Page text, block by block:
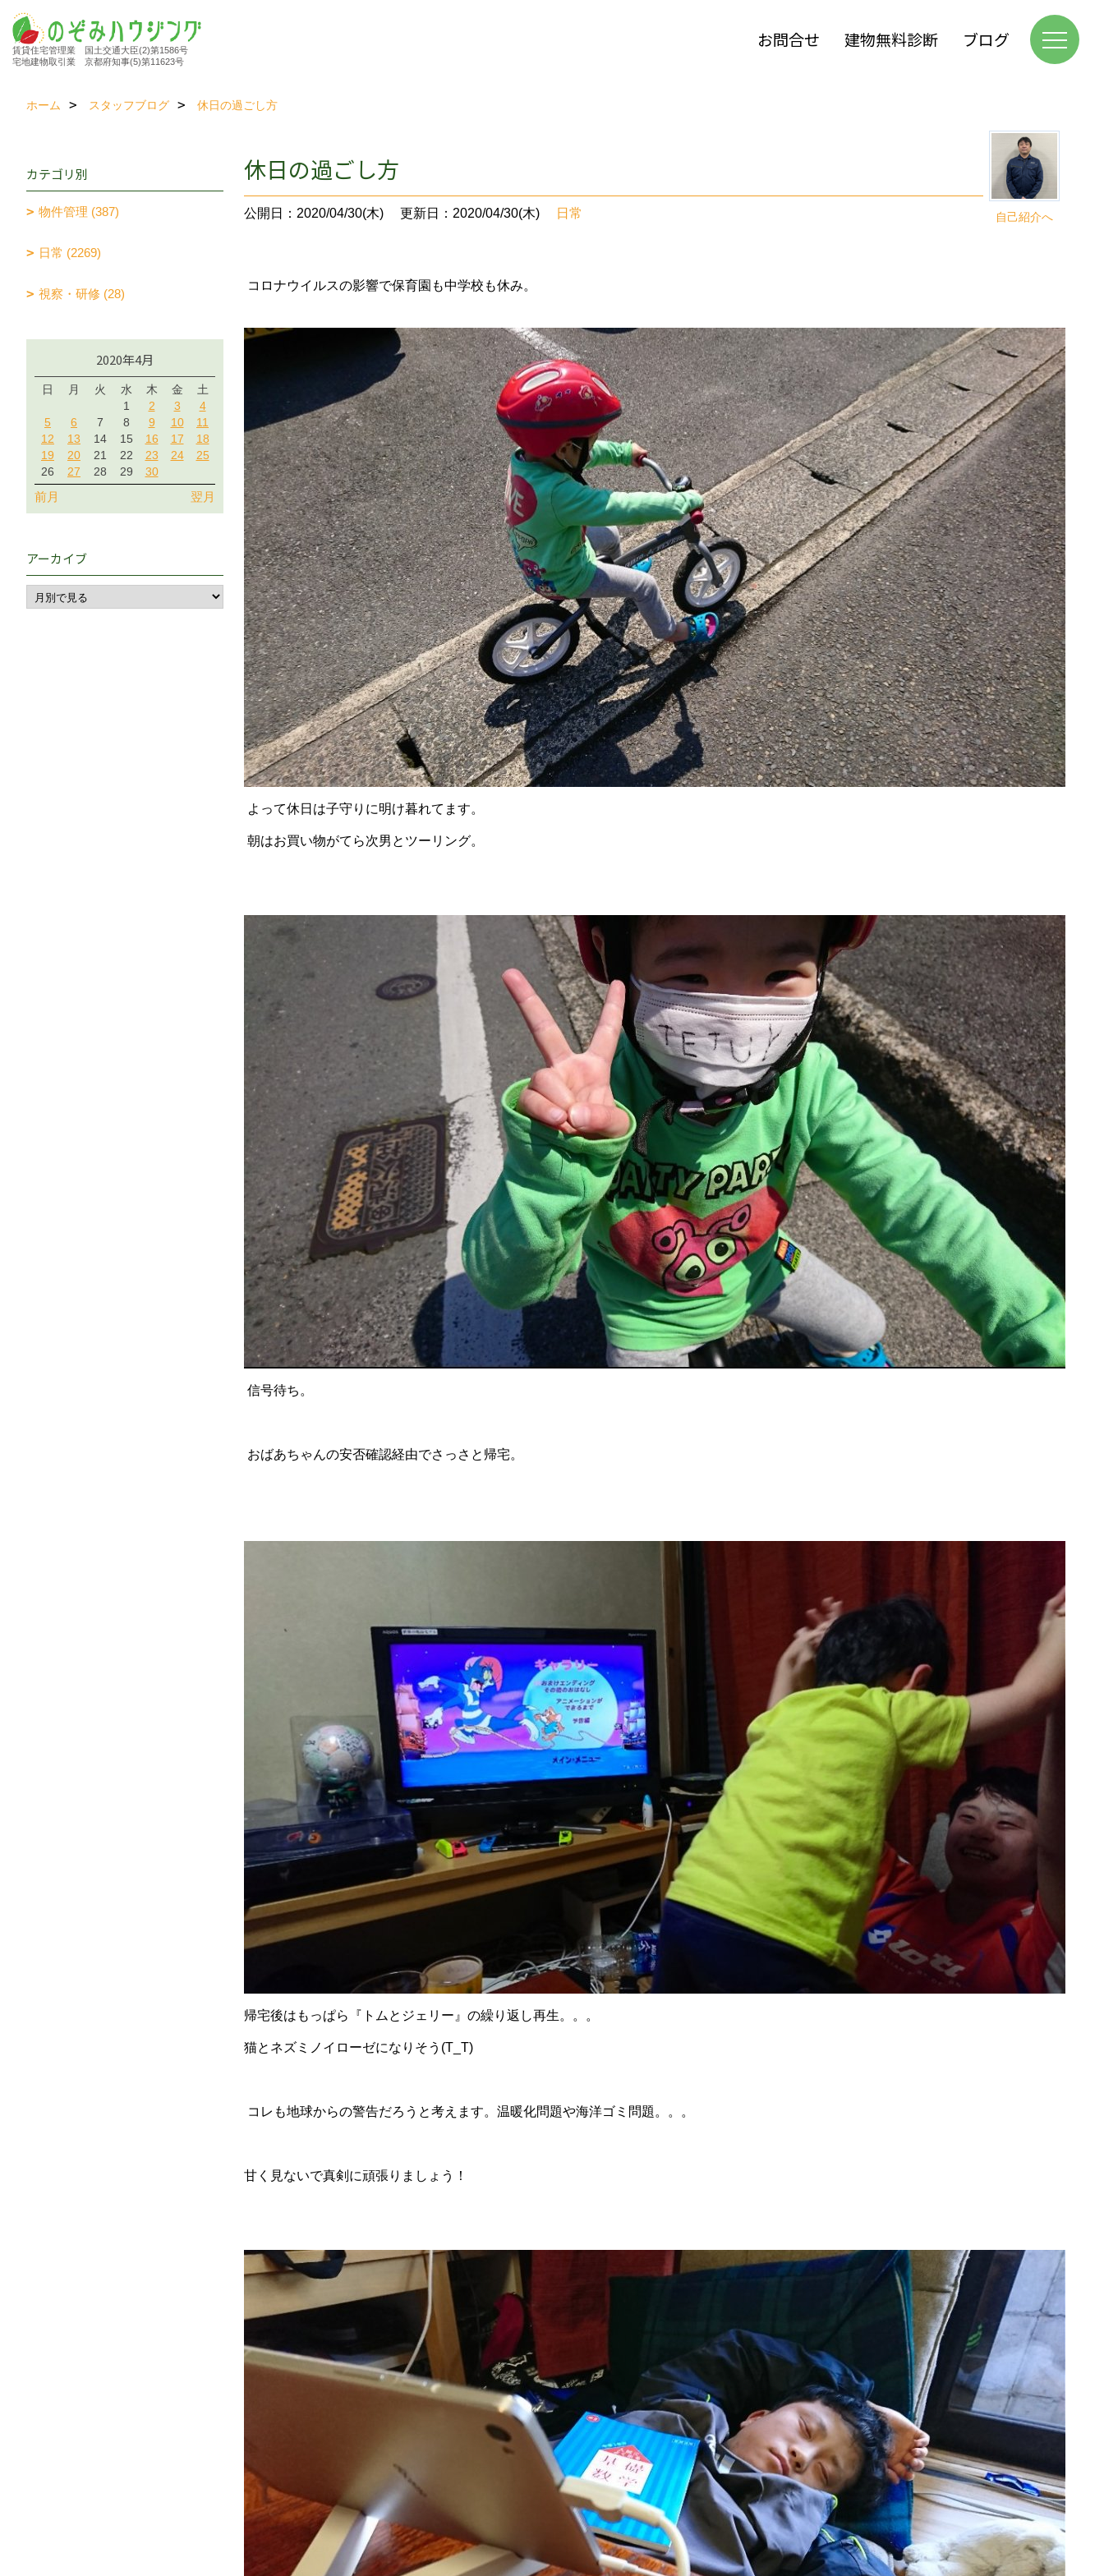
賃貸住宅管理業 国土交通大臣(2)第1586号
宅地建物取引業 京都府知事(5)第11623号
お問合せ 建物無料診断 ブログ
ホーム スタッフブログ 休日の過ごし方
自己紹介へ
休日の過ごし方
公開日：2020/04/30(木) 更新日：2020/04/30(木) 日常
コロナウイルスの影響で保育園も中学校も休み。
よって休日は子守りに明け暮れてます。
朝はお買い物がてら次男とツーリング。
信号待ち。
おばあちゃんの安否確認経由でさっさと帰宅。
帰宅後はもっぱら『トムとジェリー』の繰り返し再生。。。
猫とネズミノイローゼになりそう(T_T)
コレも地球からの警告だろうと考えます。温暖化問題や海洋ゴミ問題。。。
甘く見ないで真剣に頑張りましょう！
カテゴリ別
物件管理 (387)
日常 (2269)
視察・研修 (28)
2020年4月
日 月 火 水 木 金
土
1
2 3
4
5
6 7 8 9 10
11
12
13 14 15 16 17
18
19
20 21 22 23 24
25
26
27 28 29 30
前月 翌月
アーカイブ